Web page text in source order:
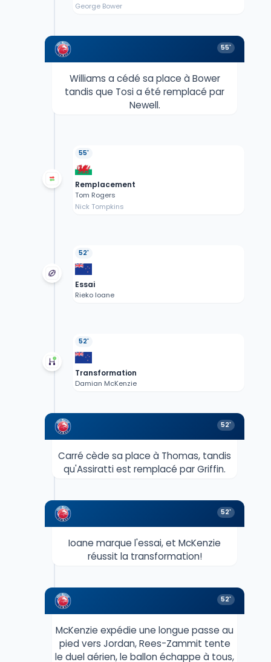
George Bower
55'
Williams a cédé sa place à Bower
tandis que Tosi a été remplacé par
Newell.
55'
Remplacement
Tom Rogers
Nick Tompkins
52'
Essai
Rieko Ioane
52'
Transformation
Damian McKenzie
52'
Carré cède sa place à Thomas, tandis
qu'Assiratti est remplacé par Griffin.
52'
Ioane marque l'essai, et McKenzie
réussit la transformation!
52'
McKenzie expédie une longue passe au
pied vers Jordan, Rees-Zammit tente
le duel aérien, le ballon échappe à tous,